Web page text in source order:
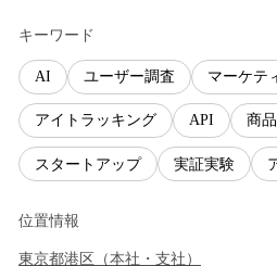
キーワード
AI ユーザー調査 マーケテ
アイトラッキング API 商
スタートアップ 実証実験
位置情報
東京都港区 （本社・支社 ）